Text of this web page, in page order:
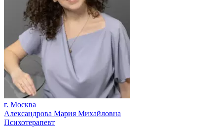
г. Москва
Александрова Мария Михайловна
Психотерапевт